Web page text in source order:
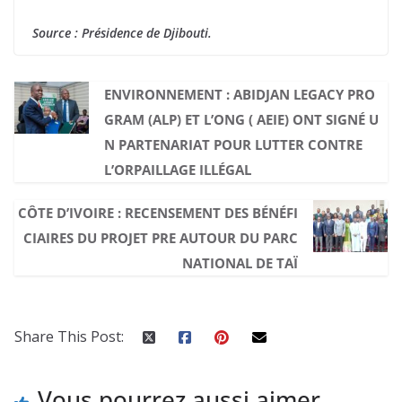
Source : Présidence de Djibouti.
ENVIRONNEMENT : ABIDJAN LEGACY PRO
GRAM (ALP) ET L’ONG ( AEIE) ONT SIGNÉ U
N PARTENARIAT POUR LUTTER CONTRE
L’ORPAILLAGE ILLÉGAL
CÔTE D’IVOIRE : RECENSEMENT DES BÉNÉFI
CIAIRES DU PROJET PRE AUTOUR DU PARC
NATIONAL DE TAÏ
Share This Post: